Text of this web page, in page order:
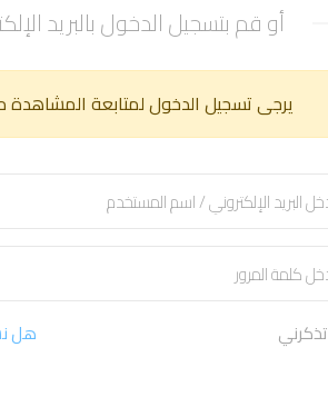
أو قم بتسجيل الدخول بالبريد
يرجى تسجيل الدخول لمتابعة المشاهدة
تذكرني هل